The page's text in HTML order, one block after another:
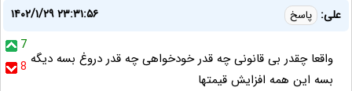
علی: پاسخ
۱۴۰۲/۱/۲۹ ۲۳:۳۱:۵۶
7
8 واقعا چقدر بی قانونی چه قدر خودخواهی چه قدر دروغ بسه دیگه
بسه این همه افزایش قیمتها